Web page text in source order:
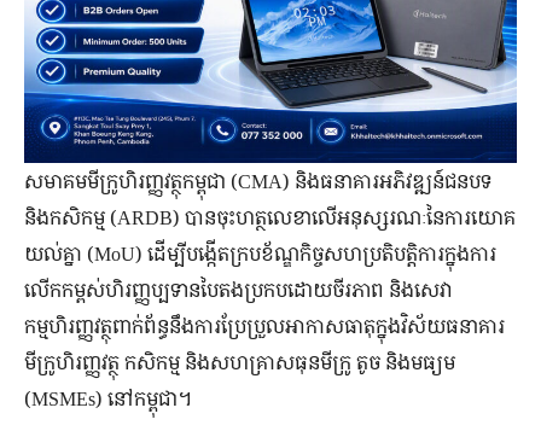
សមាគមមីក្រូហិរញ្ញវត្ថុកម្ពុជា (CMA) និងធនាគារអភិវឌ្ឍន៍ជនបទ
និងកសិកម្ម (ARDB) បានចុះហត្ថលេខាលើអនុស្សរណៈនៃការយោគ
យល់គ្នា (MoU) ដើម្បីបង្កើតក្របខ័ណ្ឌកិច្ចសហប្រតិបត្តិការក្នុងការ
លើកកម្ពស់ហិរញ្ញប្បទានបៃតងប្រកបដោយចីរភាព និងសេវា
កម្មហិរញ្ញវត្ថុពាក់ព័ន្ធនឹងការប្រែប្រួលអាកាសធាតុក្នុងវិស័យធនាគារ
មីក្រូហិរញ្ញវត្ថុ កសិកម្ម និងសហគ្រាសធុនមីក្រូ តូច និងមធ្យម
(MSMEs) នៅកម្ពុជា។